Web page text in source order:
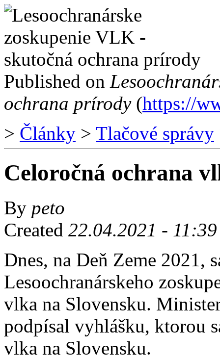
Published on
ochrana prírody(https://
> Články > Tlačové správy
Celoročná ochrana
By peto
Created 22.04.2021 - 11:39
Dnes, na Deň Zeme 2021,
Lesoochranárskeho
vlka na Slovensku.
podpísal vyhlášku, ktorou
vlka na Slovensku.